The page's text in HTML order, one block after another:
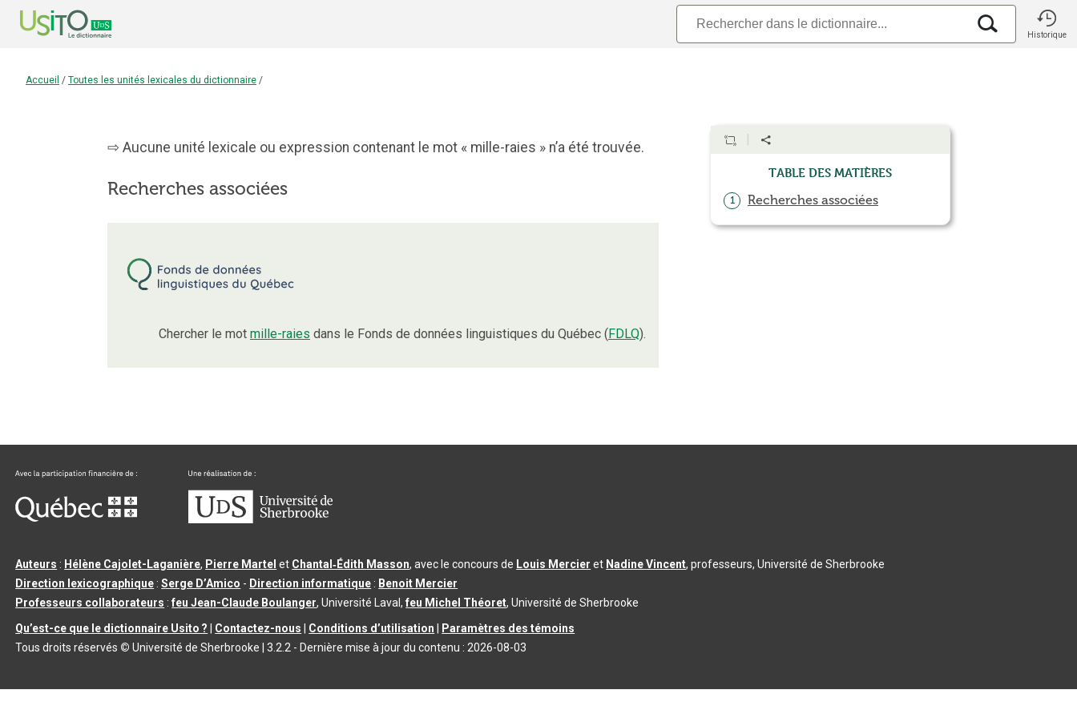
Historique
Accueil / Toutes les unités lexicales du dictionnaire /
Aucune unité lexicale ou expression contenant le mot « mille-raies » n’a été trouvée.
Recherches associées
Chercher le mot mille-raies dans le Fonds de données linguistiques du Québec (FDLQ).
Table des matières
1 Recherches associées
Auteurs : Hélène Cajolet-Laganière, Pierre Martel et Chantal‑Édith Masson, avec le concours de Louis Mercier et Nadine Vincent, professeurs, Université de Sherbrooke
Direction lexicographique :Serge D’Amico - Direction informatique : Benoit Mercier
Professeurs collaborateurs :feu Jean-Claude Boulanger, Université Laval,feu Michel Théoret, Université de Sherbrooke
Qu’est-ce que le dictionnaire Usito ?
Contactez-nous Conditions d’utilisation
Paramètres des témoins
Tous droits réservés © Université de Sherbrooke |3.2.2 - Dernière mise à jour du contenu : 2026-08-03